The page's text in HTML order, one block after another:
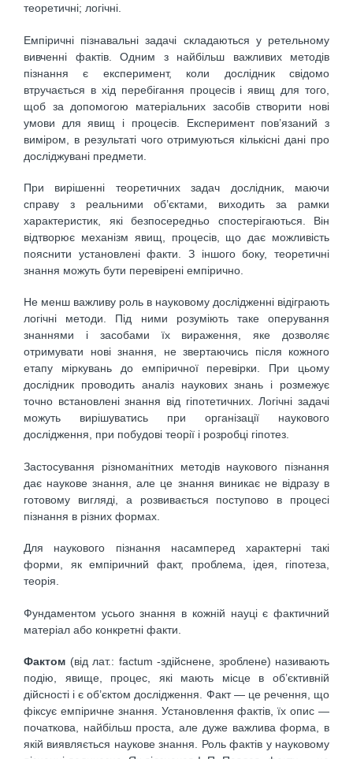
теоретичні; логічні.
Емпіричні пізнавальні задачі складаються у ретельному
вивченні фактів. Одним з найбільш важливих методів
пізнання є експеримент, коли дослідник свідомо
втручається в хід перебігання процесів і явищ для того,
щоб за допомогою матеріальних засобів створити нові
умови для явищ і процесів. Експеримент пов’язаний з
виміром, в результаті чого отримуються кількісні дані про
досліджувані предмети.
При вирішенні теоретичних задач дослідник, маючи
справу з реальними об’єктами, виходить за рамки
характеристик, які безпосередньо спостерігаються. Він
відтворює механізм явищ, процесів, що дає можливість
пояснити установлені факти. З іншого боку, теоретичні
знання можуть бути перевірені емпірично.
Не менш важливу роль в науковому дослідженні відіграють
логічні методи. Під ними розуміють таке оперування
знаннями і засобами їх вираження, яке дозволяє
отримувати нові знання, не звертаючись після кожного
етапу міркувань до емпіричної перевірки. При цьому
дослідник проводить аналіз наукових знань і розмежує
точно встановлені знання від гіпотетичних. Логічні задачі
можуть вирішуватись при організації наукового
дослідження, при побудові теорії і розробці гіпотез.
Застосування різноманітних методів наукового пізнання
дає наукове знання, але це знання виникає не відразу в
готовому вигляді, а розвивається поступово в процесі
пізнання в різних формах.
Для наукового пізнання насамперед характерні такі
форми, як емпіричний факт, проблема, ідея, гіпотеза,
теорія.
Фундаментом усього знання в кожній науці є фактичний
матеріал або конкретні факти.
Фактом (від лат.: factum -здійснене, зроблене) називають
подію, явище, процес, які мають місце в об’єктивній
дійсності і є об’єктом дослідження. Факт — це речення, що
фіксує емпіричне знання. Установлення фактів, їх опис —
початкова, найбільш проста, але дуже важлива форма, в
якій виявляється наукове знання. Роль фактів у науковому